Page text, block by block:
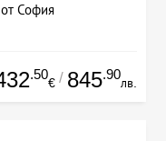
София
.50
€ / 845.90
лв.